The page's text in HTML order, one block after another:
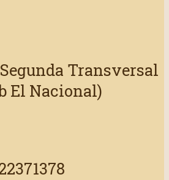
Transversal
El Nacional)